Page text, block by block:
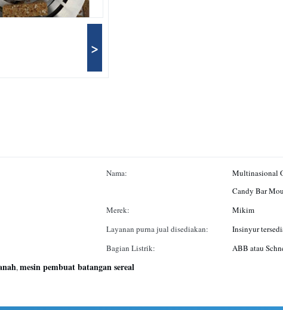
>
Nama:
Multinasional
Candy Bar
Merek:
Mikim
Layanan purna jual disediakan:
Insinyur
Bagian Listrik:
ABB atau
,mesin pembuat batangan sereal